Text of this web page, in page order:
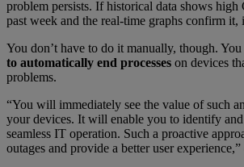
problem persists. If historical data shows high
past week and the real-time graphs confirm it,
You don’t have to do it manually, though. You
to automatically end processes on devices
problems.
“You will immediately see the value of such
your devices. It will enable you to identify and
seamless IT operation. Such a proactive
outages and provide a better user